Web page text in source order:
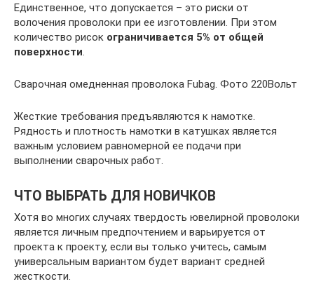
Единственное, что допускается – это риски от
волочения проволоки при ее изготовлении. При этом
количество рисок ограничивается 5% от общей
поверхности.
Сварочная омедненная проволока Fubag. Фото 220Вольт
Жесткие требования предъявляются к намотке.
Рядность и плотность намотки в катушках является
важным условием равномерной ее подачи при
выполнении сварочных работ.
ЧТО ВЫБРАТЬ ДЛЯ НОВИЧКОВ
Хотя во многих случаях твердость ювелирной проволоки
является личным предпочтением и варьируется от
проекта к проекту, если вы только учитесь, самым
универсальным вариантом будет вариант средней
жесткости.